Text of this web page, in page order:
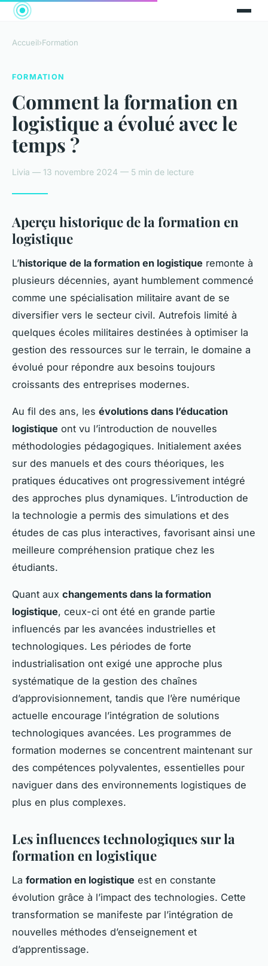
Accueil›Formation
FORMATION
Comment la formation en
logistique a évolué avec le
temps ?
Livia — 13 novembre 2024 — 5 min de lecture
Aperçu historique de la formation en
logistique
L’historique de la formation en logistique remonte à
plusieurs décennies, ayant humblement commencé
comme une spécialisation militaire avant de se
diversifier vers le secteur civil. Autrefois limité à
quelques écoles militaires destinées à optimiser la
gestion des ressources sur le terrain, le domaine a
évolué pour répondre aux besoins toujours
croissants des entreprises modernes.
Au fil des ans, les évolutions dans l’éducation
logistique ont vu l’introduction de nouvelles
méthodologies pédagogiques. Initialement axées
sur des manuels et des cours théoriques, les
pratiques éducatives ont progressivement intégré
des approches plus dynamiques. L’introduction de
la technologie a permis des simulations et des
études de cas plus interactives, favorisant ainsi une
meilleure compréhension pratique chez les
étudiants.
Quant aux changements dans la formation
logistique, ceux-ci ont été en grande partie
influencés par les avancées industrielles et
technologiques. Les périodes de forte
industrialisation ont exigé une approche plus
systématique de la gestion des chaînes
d’approvisionnement, tandis que l’ère numérique
actuelle encourage l’intégration de solutions
technologiques avancées. Les programmes de
formation modernes se concentrent maintenant sur
des compétences polyvalentes, essentielles pour
naviguer dans des environnements logistiques de
plus en plus complexes.
Les influences technologiques sur la
formation en logistique
La formation en logistique est en constante
évolution grâce à l’impact des technologies. Cette
transformation se manifeste par l’intégration de
nouvelles méthodes d’enseignement et
d’apprentissage.